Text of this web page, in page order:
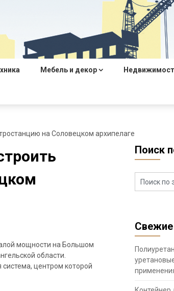
Мебель и декор
на Соловецком архипелаге
мощности на Большом
области.
центром которой
Поиск
Свежие